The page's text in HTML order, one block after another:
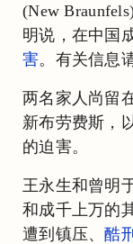
(New
明说，在中国
害。有关信息
两名家人尚留
新布劳费斯，
的迫害。
王永生和曾明
和成千上万的
遭到镇压、酷刑